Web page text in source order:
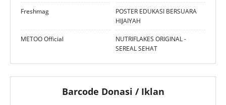
Freshmag
POSTER EDUKASI BERSUARA
HIJAIYAH
METOO Official
NUTRIFLAKES ORIGINAL -
SEREAL SEHAT
Barcode Donasi / Iklan